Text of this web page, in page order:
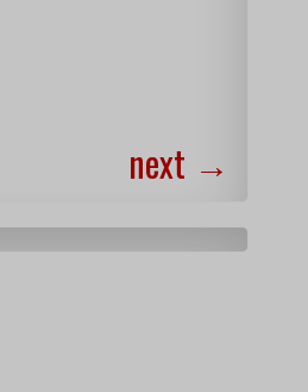
next →